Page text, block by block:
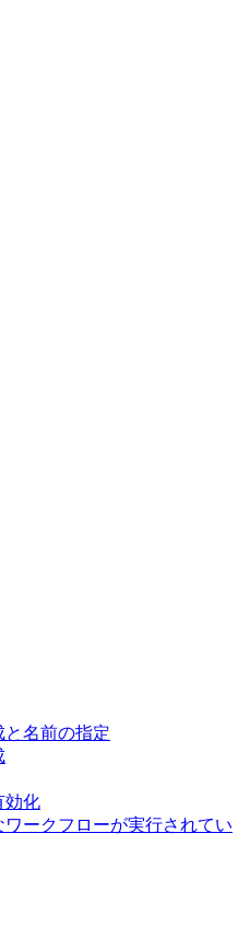
と名前の指定
効化
ークフローが実行されてい